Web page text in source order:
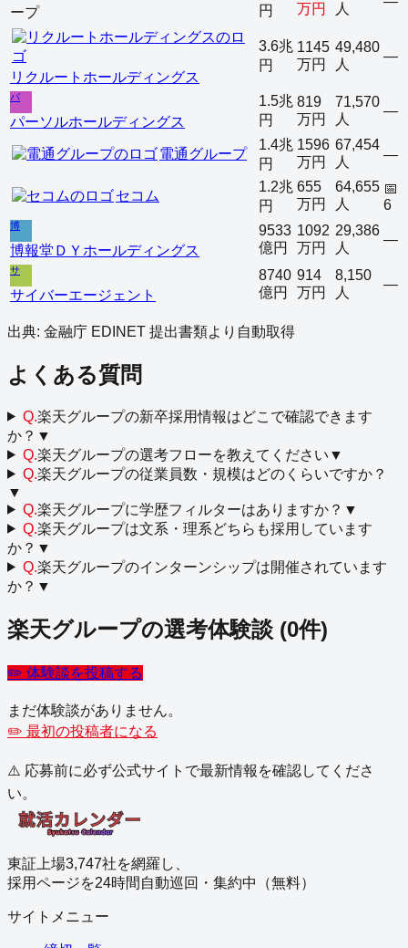
ープ
円
万円
人
リクルートホールディングス
3.6兆
円
1145
万円
49,480
人
—
パ
パーソルホールディングス
1.5兆
円
819
万円
71,570
人
—
電通グループ
1.4兆
円
1596
万円
67,454
人
—
セコム
1.2兆
円
655
万円
64,655
人
📅
6
博
博報堂ＤＹホールディングス
9533
億円
1092
万円
29,386
人
—
サ
サイバーエージェント
8740
億円
914
万円
8,150
人
—
出典: 金融庁 EDINET 提出書類より自動取得
よくある質問
Q.楽天グループの新卒採用情報はどこで確認できます
か？ ▼
Q.楽天グループの選考フローを教えてください ▼
Q.楽天グループの従業員数・規模はどのくらいですか？
▼
Q.楽天グループに学歴フィルターはありますか？ ▼
Q.楽天グループは文系・理系どちらも採用しています
か？ ▼
Q.楽天グループのインターンシップは開催されています
か？ ▼
楽天グループの選考体験談 (0件)
✏️ 体験談を投稿する
まだ体験談がありません。
✏️ 最初の投稿者になる
⚠️ 応募前に必ず公式サイトで最新情報を確認してくださ
い。
東証上場3,747社を網羅し、
採用ページを24時間自動巡回・集約中（無料）
サイトメニュー